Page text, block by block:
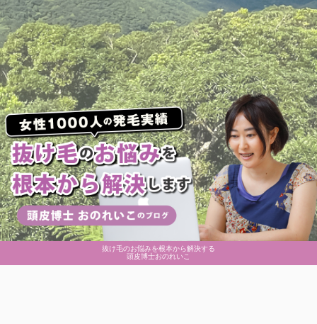
抜け毛のお悩みを根本から解決する
頭皮博士おのれいこ